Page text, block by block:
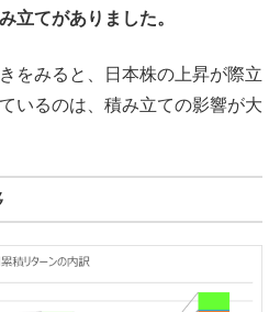
立てがありました。
をみると、日本株の上昇が際立
いるのは、積み立ての影響が大